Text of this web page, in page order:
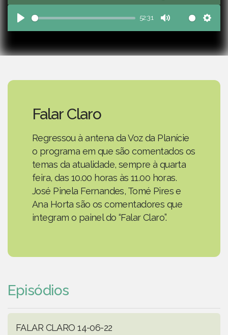
Play
52:31
Mute
Falar Claro
Regressou à antena da Voz da Planície
o programa em que são comentados os
temas da atualidade, sempre à quarta
feira, das 10.00 horas às 11.00 horas.
José Pinela Fernandes, Tomé Pires e
Ana Horta são os comentadores que
integram o painel do “Falar Claro”.
Episódios
FALAR CLARO 14-06-22